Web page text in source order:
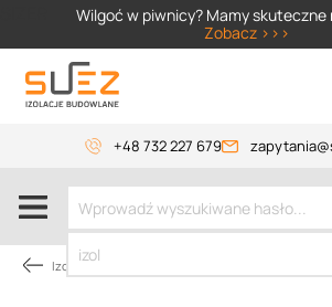
Wilgoć w piwnicy? Mamy skuteczne
Zobacz >>>
+48 732 227 679
Izolacja piwnic od wewnątrz